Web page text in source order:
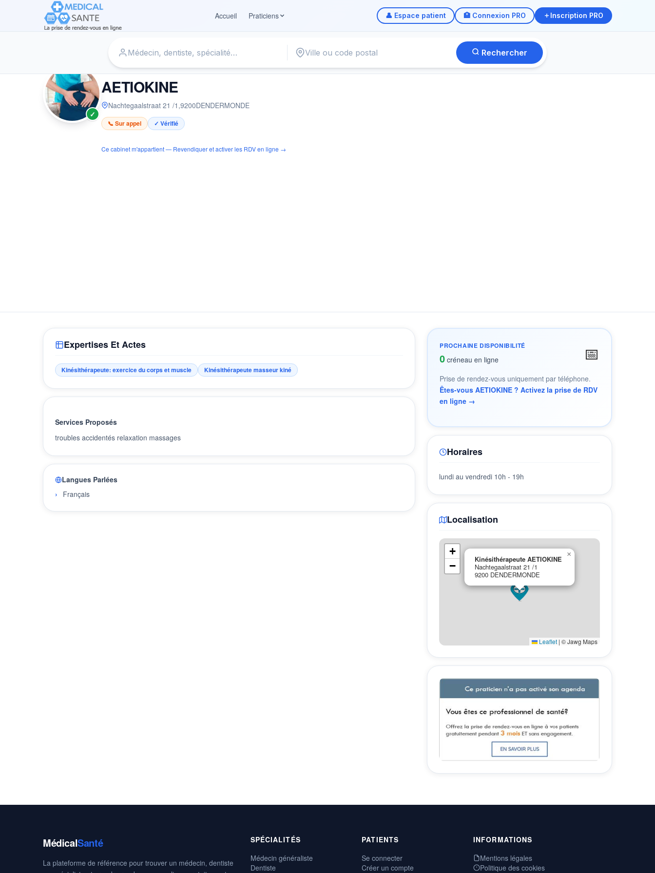
Accueil
Praticiens 👤 Espace patient 🏥 Connexion PRO Inscription PRO
Rechercher
✓
KINÉSITHÉRAPEUTE
AETIOKINE
Nachtegaalstraat 21 /1 ,9200DENDERMONDE
📞 Sur appel ✓ Vérifié
Ce cabinet m'appartient — Revendiquer et activer les RDV en ligne →
Expertises Et Actes
Kinésithérapeute: exercice du corps et muscle Kinésithérapeute masseur kiné
Services Proposés
troubles accidentés relaxation massages
Langues Parlées
Français
PROCHAINE DISPONIBILITÉ
0 créneau en ligne 📅
Prise de rendez-vous uniquement par téléphone.
Êtes-vous AETIOKINE ? Activez la prise de RDV
en ligne →
Horaires
lundi au vendredi 10h - 19h
Localisation
Kinésithérapeute AETIOKINE
Nachtegaalstraat 21 /1
9200 DENDERMONDE
×
+
−
Leaflet | © Jawg Maps
MédicalSanté
La plateforme de référence pour trouver un médecin, dentiste
SPÉCIALITÉS
Médecin généraliste
Dentiste
PATIENTS
Se connecter
Créer un compte
INFORMATIONS
Mentions légales
Politique des cookies